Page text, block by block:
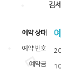
김
​예약 상태
예약 번호
예약금